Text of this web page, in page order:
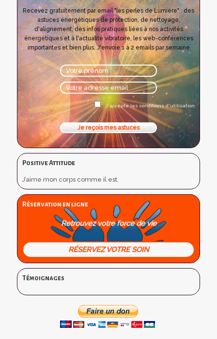
Recevez gratuitement par email "les perles de Lumière" : des
astuces énergétiques de protection, de nettoyage,
d'alignement, des infos pratiques liées à nos activités
énergétiques et à l'actualité vibratoire, les web-conférences
importantes et bien plus. J'envoie 1 à 2 emails par semaine
J'accepte les conditions d'utilisation
Positive Attitude
J’aime mon corps comme il est.
Réservation en ligne
Retrouvez votre force de vie
RÉSERVEZ VOTRE SOIN
Témoignages